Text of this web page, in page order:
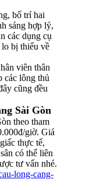
bố trí hai
sáng hợp lý,
các dụng cụ
bị thiếu về
viên thân
các lông thủ
cũng đều
Sài Gòn
theo tham
giờ. Giá
thực tế,
có thể liên
tư vấn nhé.
long-cang-